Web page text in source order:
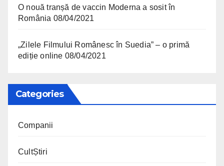
O nouă tranșă de vaccin Moderna a sosit în
România 08/04/2021
„Zilele Filmului Românesc în Suedia” – o primă
ediție online 08/04/2021
Categories
Companii
CultȘtiri